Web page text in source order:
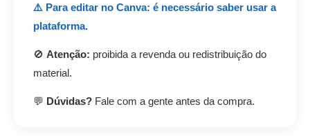
⚠️ Para editar no Canva: é necessário saber usar a
plataforma.
🚫 Atenção: proibida a revenda ou redistribuição do
material.
💬 Dúvidas? Fale com a gente antes da compra.